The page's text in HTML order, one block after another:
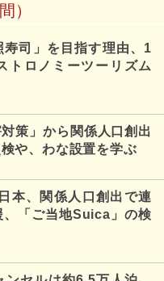
）
司」を目指す理由、1
トロノミーツーリズム
策」から関係人口創出
や、わな設置を学ぶ
本、関係人口創出で連
「ご当地Suica」の検